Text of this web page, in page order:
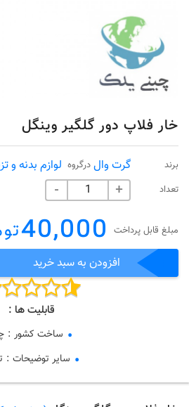
خار فلاپ دور گلگیر وینگل
برند گرت وال درگروه لوازم بدنه و
تعداد - +
مبلغ قابل پرداخت 40,000
افزودن به سبد خرید
قابلیت ها :
ساخت کشور :
سایر توضیحات :